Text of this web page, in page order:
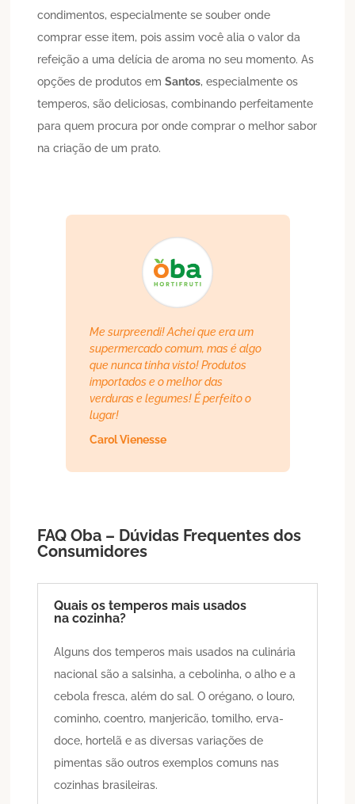
condimentos, especialmente se souber onde
comprar esse item, pois assim você alia o valor da
refeição a uma delícia de aroma no seu momento. As
opções de produtos emSantos, especialmente os
temperos, são deliciosas, combinando perfeitamente
para quem procura por onde comprar o melhor sabor
na criação de um prato.
Me surpreendi! Achei que era um
supermercado comum, mas é algo
que nunca tinha visto! Produtos
importados e o melhor das
verduras e legumes! É perfeito o
lugar!
Carol Vienesse
FAQ Oba – Dúvidas Frequentes dos
Consumidores
Quais os temperos mais usados
na cozinha?
Alguns dos temperos mais usados na culinária
nacional são a salsinha, a cebolinha, o alho e a
cebola fresca, além do sal. O orégano, o louro,
cominho, coentro, manjericão, tomilho, erva-
doce, hortelã e as diversas variações de
pimentas são outros exemplos comuns nas
cozinhas brasileiras.